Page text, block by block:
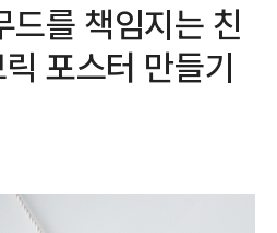
드를 책임지는 친
포스터 만들기